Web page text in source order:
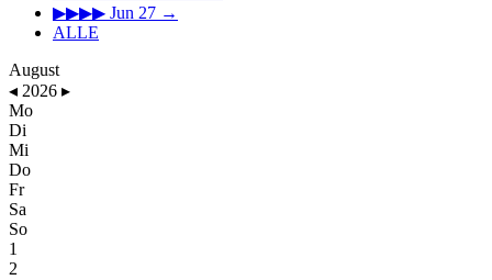
▶▶▶▶ Jun 27 →
ALLE
August
◂ 2026 ▸
Mo
Di
Mi
Do
Fr
Sa
So
1
2